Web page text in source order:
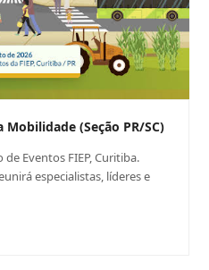
Mobilidade (Seção PR/SC)
de Eventos FIEP, Curitiba.
especialistas, líderes e